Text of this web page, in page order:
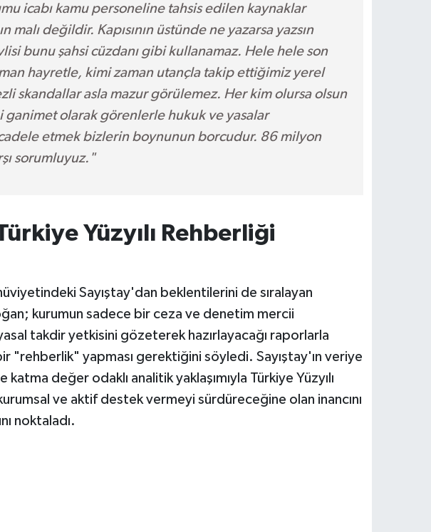
icabı kamu personeline tahsis edilen kaynaklar
malı değildir. Kapısının üstünde ne yazarsa yazsın
bunu şahsi cüzdanı gibi kullanamaz. Hele hele son
hayretle, kimi zaman utançla takip ettiğimiz yerel
skandallar asla mazur görülemez. Her kim olursa olsun
olarak görenlerle hukuk ve yasalar
etmek bizlerin boynunun borcudur. 86 milyon
sorumluyuz."
Yüzyılı Rehberliği
Sayıştay'dan beklentilerini de sıralayan
kurumun sadece bir ceza ve denetim mercii
takdir yetkisini gözeterek hazırlayacağı raporlarla
"rehberlik" yapması gerektiğini söyledi. Sayıştay'ın veriye
katma değer odaklı analitik yaklaşımıyla Türkiye Yüzyılı
ve aktif destek vermeyi sürdüreceğine olan inancını
noktaladı.